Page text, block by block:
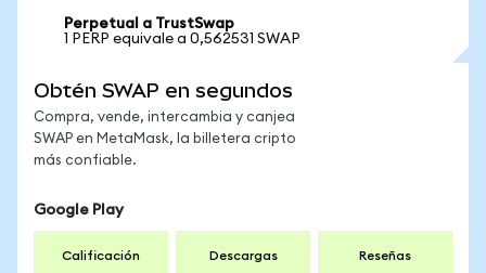
Perpetual a TrustSwap
1 PERP equivale a 0,562531 SWAP
Obtén SWAP en segundos
Compra, vende, intercambia y canjea
SWAP en MetaMask, la billetera cripto
más confiable.
Google Play
Calificación Descargas Reseñas